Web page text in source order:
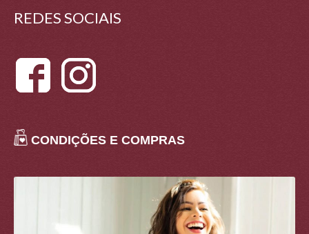
REDES SOCIAIS
CONDIÇÕES E COMPRAS